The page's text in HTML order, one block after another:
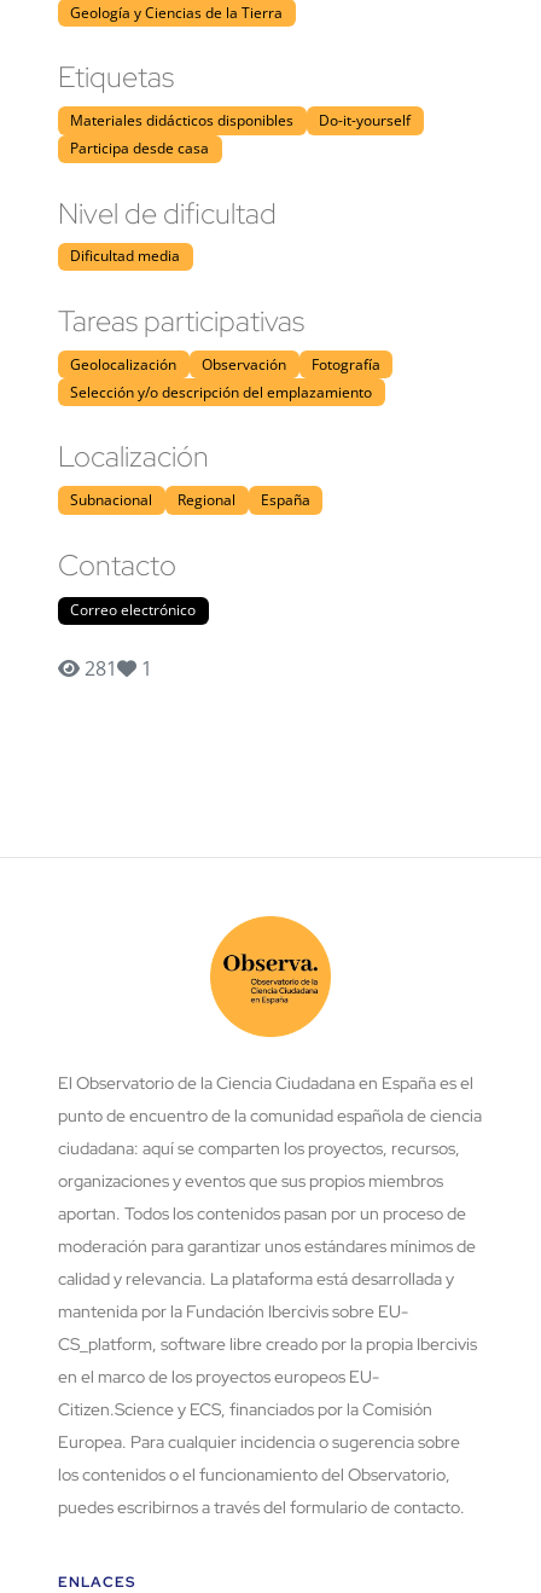
Geología y Ciencias de la Tierra
Etiquetas
Materiales didácticos disponibles
Do-it-yourself
Participa desde casa
Nivel de dificultad
Dificultad media
Tareas participativas
Geolocalización Observación
Fotografía
Selección y/o descripción del emplazamiento
Localización
Subnacional Regional España
Contacto
Correo electrónico
281 1
El Observatorio de la Ciencia Ciudadana en España es el
punto de encuentro de la comunidad española de ciencia
ciudadana: aquí se comparten los proyectos, recursos,
organizaciones y eventos que sus propios miembros
aportan. Todos los contenidos pasan por un proceso de
moderación para garantizar unos estándares mínimos de
calidad y relevancia. La plataforma está desarrollada y
mantenida por la Fundación Ibercivis sobre EU-
CS_platform, software libre creado por la propia Ibercivis
en el marco de los proyectos europeos EU-
Citizen.Science y ECS, financiados por la Comisión
Europea. Para cualquier incidencia o sugerencia sobre
los contenidos o el funcionamiento del Observatorio,
puedes escribirnos a través del formulario de contacto.
ENLACES